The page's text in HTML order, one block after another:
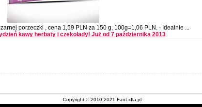
porzeczki , cena 1,59 PLN za 150 g, 100g=1,06 PLN. - Idealnie ...
kawy herbaty i czekolady! Już od 7 października 2013
Copyright © 2010-2021 FanLidla.pl